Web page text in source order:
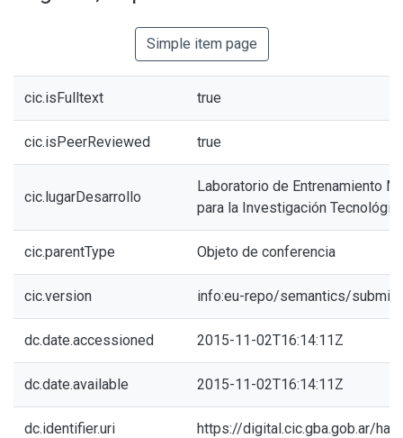
Simple item page
cic.isFulltext true
cic.isPeerReviewed true
cic.lugarDesarrollo
Laboratorio de Entrenamiento
para la Investigación
cic.parentType Objeto de conferencia
cic.version info:eu-repo/semantics/
dc.date.accessioned 2015-11-02T16:14:11Z
dc.date.available 2015-11-02T16:14:11Z
dc.identifier.uri https://digital.cic.gba.gob.ar/